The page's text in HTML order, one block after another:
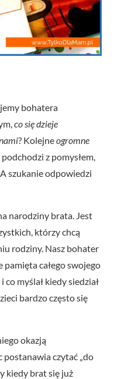
bohatera
co się dzieje
? Kolejneogromne
z pomysłem,
szukanie odpowiedzi
narodziny brata. Jest
którzy chcą
rodziny. Nasz bohater
pamięta całego swojego
co myślał kiedy siedział
bardzo często się
okazją
postanawia czytać „do
kiedy brat się już